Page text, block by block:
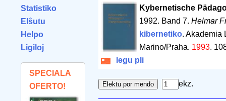
Statistiko
Elŝutu
Helpo
Ligiloj
SPECIALA
OFERTO!
Kybernetische
1992. Band 7. Helmar
kibernetiko. Akademia
Marino/Praha. 1993.
legu pli
ekz.